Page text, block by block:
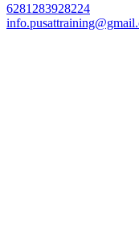
6281283928224